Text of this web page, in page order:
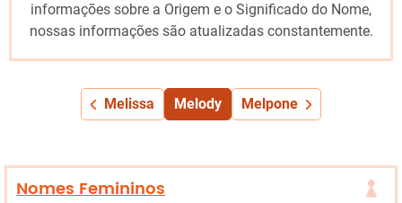
informações sobre a Origem e o Significado do Nome,
nossas informações são atualizadas constantemente.
Melissa Melody Melpone
Nomes Femininos